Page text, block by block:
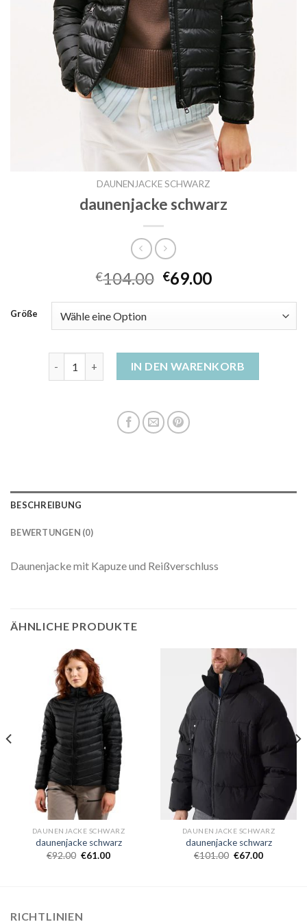
DAUNENJACKE SCHWARZ
daunenjacke schwarz
€104.00 €69.00
Größe
daunenjacke schwarz MengeIN DEN WARENKORB
BESCHREIBUNG
BEWERTUNGEN (0)
Daunenjacke mit Kapuze und Reißverschluss
ÄHNLICHE PRODUKTE
DAUNENJACKE SCHWARZ
daunenjacke schwarz
€92.00 €61.00
DAUNENJACKE SCHWARZ
daunenjacke schwarz
€101.00 €67.00
RICHTLINIEN